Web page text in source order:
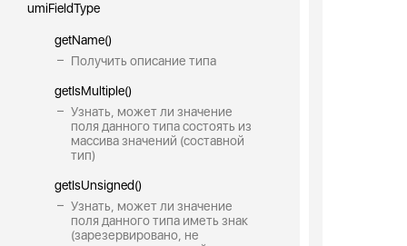
umiFieldType
getName()
Получить описание типа
getIsMultiple()
Узнать, может ли значение
поля данного типа состоять из
массива значений (составной
тип)
getIsUnsigned()
Узнать, может ли значение
поля данного типа иметь знак
(зарезервировано, не